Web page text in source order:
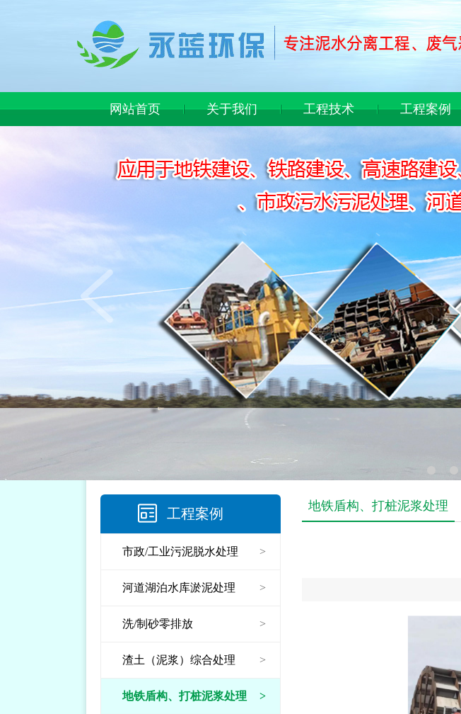
网站首页 关于我们 工程技术 工程案例
工程案例
市政/工业污泥脱水处理 >
河道湖泊水库淤泥处理 >
洗/制砂零排放 >
渣土（泥浆）综合处理 >
地铁盾构、打桩泥浆处理 >
地铁盾构、打桩泥浆处理